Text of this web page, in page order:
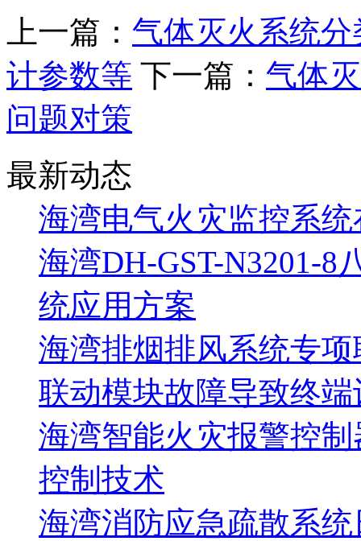
上一篇： 气体灭火系统
计参数等 下一篇： 气体
问题对策
最新动态
海湾电气火灾监控系
海湾DH-GST-N3201-8
统应用方案
海湾排烟排风系统专
联动模块故障导致终
海湾智能火灾报警控
控制技术
海湾消防应急疏散系